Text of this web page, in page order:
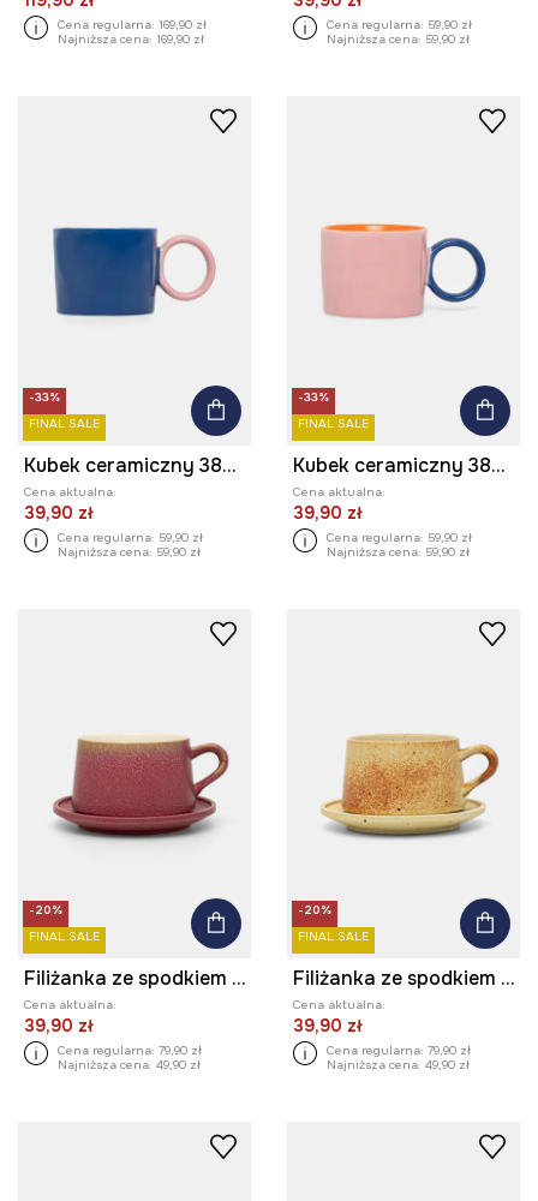
Cena regularna: 169,90 zł
Najniższa cena: 169,90 zł
Cena regularna: 59,90 zł
Najniższa cena: 59,90 zł
-33%
FINAL SALE
Kubek ceramiczny 380 ml
Cena aktualna:
39,90 zł
Cena regularna: 59,90 zł
Najniższa cena: 59,90 zł
-33%
FINAL SALE
Kubek ceramiczny 380 ml
Cena aktualna:
39,90 zł
Cena regularna: 59,90 zł
Najniższa cena: 59,90 zł
-20%
FINAL SALE
Filiżanka ze spodkiem ceramiczna
Cena aktualna:
39,90 zł
Cena regularna: 79,90 zł
Najniższa cena: 49,90 zł
-20%
FINAL SALE
Filiżanka ze spodkiem ceramiczna
Cena aktualna:
39,90 zł
Cena regularna: 79,90 zł
Najniższa cena: 49,90 zł